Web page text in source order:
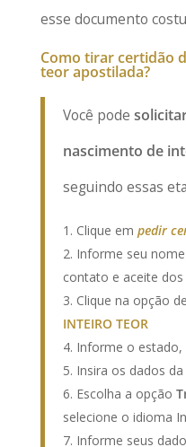
esse documento
Como tirar certidão
teor apostilada?
Você pode
nascimento de
seguindo essas
Clique em pedir
Informe seu
contato e aceite
Clique na opção de
INTEIRO TEOR
Informe o
Insira os dados
Escolha a opção
selecione o idioma
Informe seus